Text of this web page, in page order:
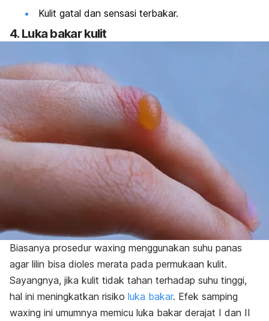
Kulit gatal dan sensasi terbakar.
4. Luka bakar kulit
Biasanya prosedur waxing menggunakan suhu panas
agar lilin bisa dioles merata pada permukaan kulit.
Sayangnya, jika kulit tidak tahan terhadap suhu tinggi,
hal ini meningkatkan risiko luka bakar. Efek samping
waxing ini umumnya memicu luka bakar derajat I dan II